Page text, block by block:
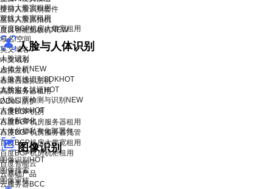
度目人脸识别套件
度目人脸抓拍机
度目智能面板机NEW
人脸与人体识别
人脸识别
人体分析NEW
人脸离线识别SDKHOT
人脸实名认证HOT
人脸口罩检测与识别 NEW
人像特效HOT
人脸私有化
人体分析私有化部署包
图像识别
图像识别HOT
图像搜索
图像审核
移动大带宽租用
双线大带宽租用
百度BGP机房大带宽租用
域名/空间
英文域名
中文域名
虚拟主机
香港云虚拟主机
高防服务器租用
DDoS 防护
百度BGP机房
百度BGP机房服务器租用
百度BGP机房服务器托管
百度BGP机房大带宽租用
百度BGP机房机柜租用
百度智能云
云基础产品
云服务器BCC